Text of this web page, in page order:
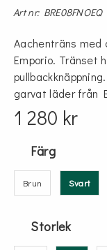
Art nr: BRE08FNOEQ
Aachenträns med
Emporio. Tränset
garvat läder från
1 280 kr
Färg
Brun Svart
Storlek